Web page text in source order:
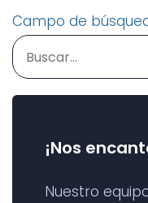
consumo masivo
Colombia
Campo de
¡Nos
Nuestro